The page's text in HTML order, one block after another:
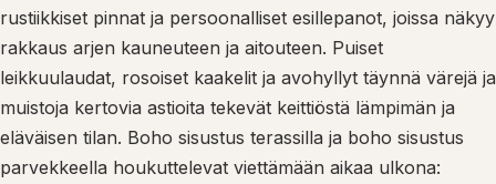
rustiikkiset pinnat ja persoonalliset esillepanot, joissa näkyy
rakkaus arjen kauneuteen ja aitouteen. Puiset
leikkuulaudat, rosoiset kaakelit ja avohyllyt täynnä värejä ja
muistoja kertovia astioita tekevät keittiöstä lämpimän ja
eläväisen tilan. Boho sisustus terassilla ja boho sisustus
parvekkeella houkuttelevat viettämään aikaa ulkona: